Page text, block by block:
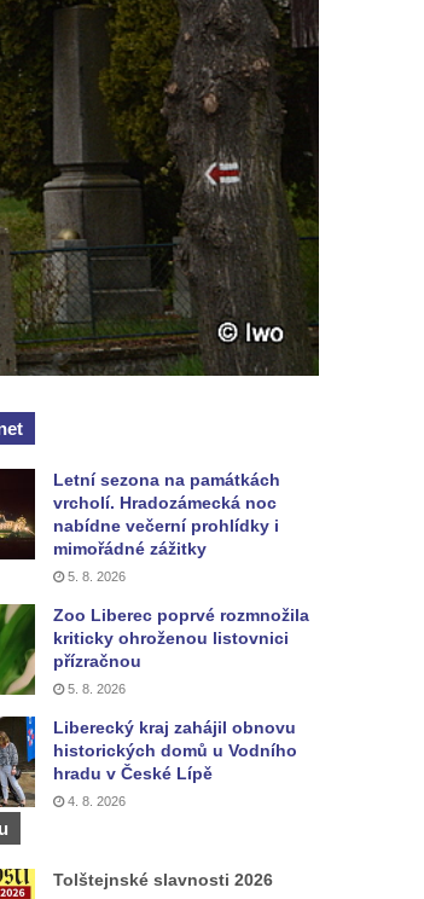
Letní sezona na památkách
vrcholí. Hradozámecká noc
nabídne večerní prohlídky i
mimořádné zážitky
5. 8. 2026
Zoo Liberec poprvé rozmnožila
kriticky ohroženou listovnici
přízračnou
5. 8. 2026
Liberecký kraj zahájil obnovu
historických domů u Vodního
hradu v České Lípě
4. 8. 2026
Tolštejnské slavnosti 2026